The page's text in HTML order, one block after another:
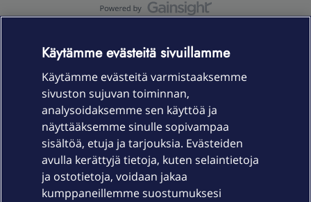
Laitteet & liittymät
Palvelut
Käytämme evästeitä sivuillamme
Käytämme evästeitä varmistaaksemme
sivuston sujuvan toiminnan,
analysoidaksemme sen käyttöä ja
näyttääksemme sinulle sopivampaa
sisältöä, etuja ja tarjouksia. Evästeiden
avulla kerättyjä tietoja, kuten selaintietoja
ja ostotietoja, voidaan jakaa
kumppaneillemme suostumuksesi